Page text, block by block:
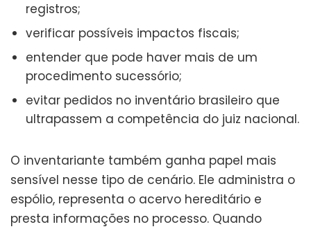
registros;
verificar possíveis impactos fiscais;
entender que pode haver mais de um
procedimento sucessório;
evitar pedidos no inventário brasileiro que
ultrapassem a competência do juiz nacional.
O inventariante também ganha papel mais
sensível nesse tipo de cenário. Ele administra o
espólio, representa o acervo hereditário e
presta informações no processo. Quando